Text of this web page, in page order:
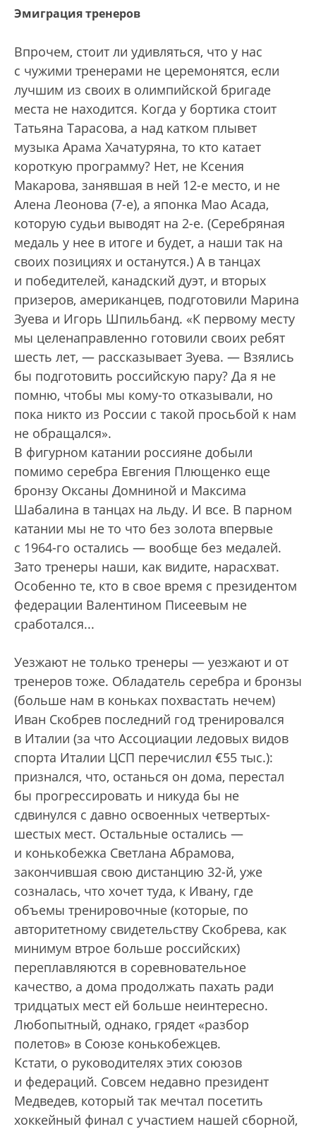
Эмиграция тренеров
Впрочем, стоит ли удивляться, что у нас
с чужими тренерами не церемонятся, если
лучшим из своих в олимпийской бригаде
места не находится. Когда у бортика стоит
Татьяна Тарасова, а над катком плывет
музыка Арама Хачатуряна, то кто катает
короткую программу? Нет, не Ксения
Макарова, занявшая в ней 12-е место, и не
Алена Леонова (7-е), а японка Мао Асада,
которую судьи выводят на 2-е. (Серебряная
медаль у нее в итоге и будет, а наши так на
своих позициях и останутся.) А в танцах
и победителей, канадский дуэт, и вторых
призеров, американцев, подготовили Марина
Зуева и Игорь Шпильбанд. «К первому месту
мы целенаправленно готовили своих ребят
шесть лет, — рассказывает Зуева. — Взялись
бы подготовить российскую пару? Да я не
помню, чтобы мы кому-то отказывали, но
пока никто из России с такой просьбой к нам
не обращался».
В фигурном катании россияне добыли
помимо серебра Евгения Плющенко еще
бронзу Оксаны Домниной и Максима
Шабалина в танцах на льду. И все. В парном
катании мы не то что без золота впервые
с 1964-го остались — вообще без медалей.
Зато тренеры наши, как видите, нарасхват.
Особенно те, кто в свое время с президентом
федерации Валентином Писеевым не
сработался...
Уезжают не только тренеры — уезжают и от
тренеров тоже. Обладатель серебра и бронзы
(больше нам в коньках похвастать нечем)
Иван Скобрев последний год тренировался
в Италии (за что Ассоциации ледовых видов
спорта Италии ЦСП перечислил €55 тыс.):
признался, что, останься он дома, перестал
бы прогрессировать и никуда бы не
сдвинулся с давно освоенных четвертых-
шестых мест. Остальные остались —
и конькобежка Светлана Абрамова,
закончившая свою дистанцию 32-й, уже
созналась, что хочет туда, к Ивану, где
объемы тренировочные (которые, по
авторитетному свидетельству Скобрева, как
минимум втрое больше российских)
переплавляются в соревновательное
качество, а дома продолжать пахать ради
тридцатых мест ей больше неинтересно.
Любопытный, однако, грядет «разбор
полетов» в Союзе конькобежцев.
Кстати, о руководителях этих союзов
и федераций. Совсем недавно президент
Медведев, который так мечтал посетить
хоккейный финал с участием нашей сборной,